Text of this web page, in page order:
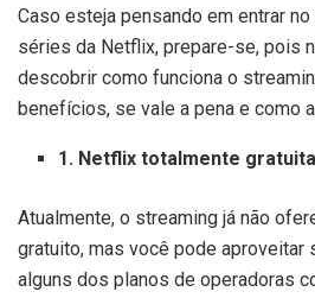
Caso esteja pensando em entrar
séries da Netflix, prepare-se, pois
descobrir como funciona o
benefícios, se vale a pena e como
1. Netflix totalmente gratuita
Atualmente, o streaming já não
gratuito, mas você pode aproveitar
alguns dos planos de operadoras